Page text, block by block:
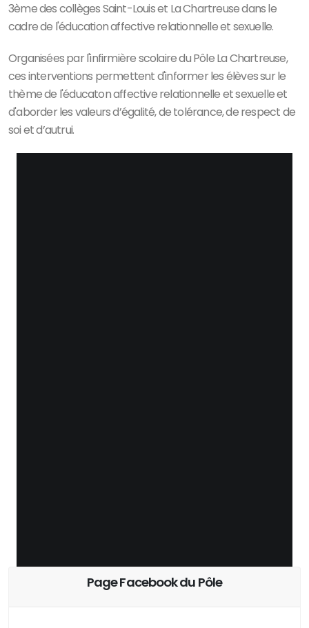
3ème des collèges Saint-Louis et La Chartreuse dans le
cadre de l'éducation affective relationnelle et sexuelle.
Organisées par l'infirmière scolaire du Pôle La Chartreuse,
ces interventions permettent d'informer les élèves sur le
thème de l'éducaton affective relationnelle et sexuelle et
d'aborder les valeurs d’égalité, de tolérance, de respect de
soi et d’autrui.
Page Facebook du Pôle